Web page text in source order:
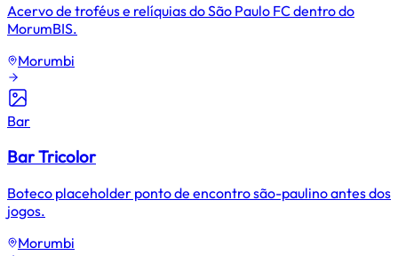
Acervo de troféus e relíquias do São Paulo FC dentro do
MorumBIS.
Morumbi
Bar
Bar Tricolor
Boteco placeholder ponto de encontro são-paulino antes dos
jogos.
Morumbi